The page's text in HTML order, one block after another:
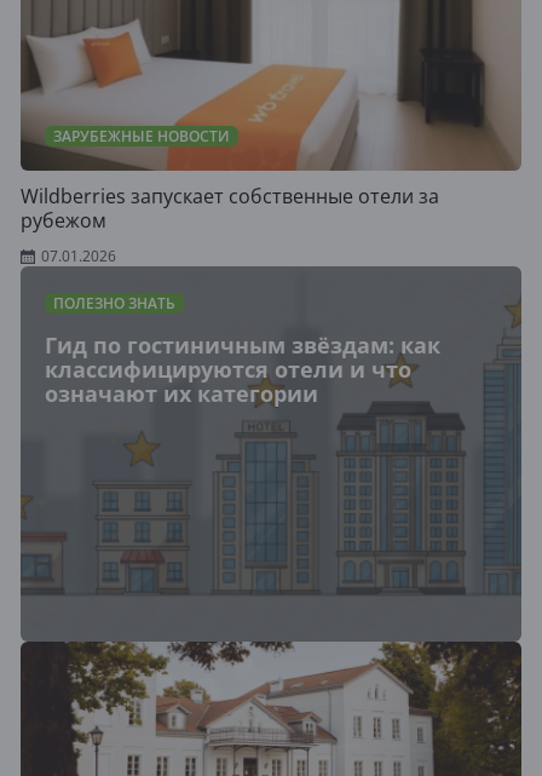
ЗАРУБЕЖНЫЕ НОВОСТИ
Wildberries запускает собственные отели за
рубежом
07.01.2026
ПОЛЕЗНО ЗНАТЬ
Гид по гостиничным звёздам: как
классифицируются отели и что
означают их категории